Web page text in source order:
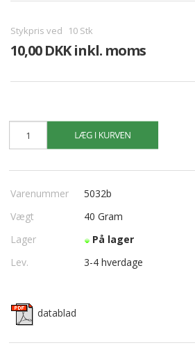
Stykpris ved 10 Stk
10,00 DKK inkl. moms
Varenummer
5032b
Vægt
40 Gram
Lager
På lager
Lev.
3-4 hverdage
datablad